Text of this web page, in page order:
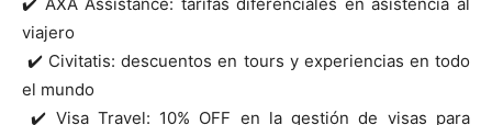
viajero
✔️ Civitatis: descuentos en tours y experiencias en todo
el mundo
✔️ Visa Travel: 10% OFF en la gestión de visas para